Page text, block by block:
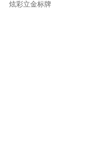
炫彩立金标牌